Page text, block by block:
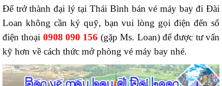
Để trở thành đại lý tại Thái Bình bán vé máy bay đi Đài
Loan không cần ký quỹ, bạn vui lòng gọi điện đến số
điện thoại 0908 090 156 (gặp Ms. Loan) để được tư vấn
kỹ hơn về cách thức mở phòng vé máy bay nhé.